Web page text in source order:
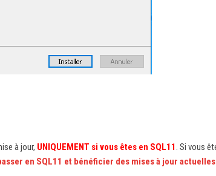
à jour, UNIQUEMENT si vous êtes en SQL11 . Si vous
en SQL11 et bénéficier des mises à jour